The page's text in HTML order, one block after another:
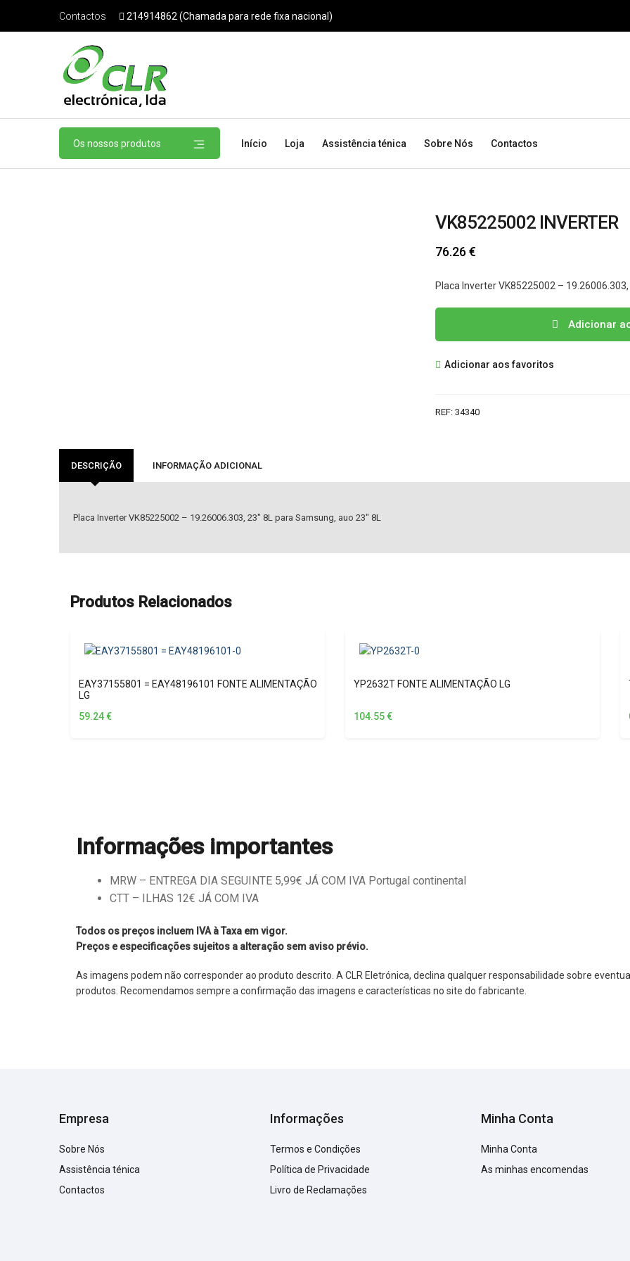
Contactos 214914862 (Chamada para rede fixa nacional)
Os nossos produtos Início Loja Assistência ténica Sobre Nós Contactos
VK85225002 INVERTER
76.26€
Placa Inverter VK85225002 – 19.26006.303,
INVERTER
Adicionar
Adicionar aos favoritos
REF: 34340
DESCRIÇÃO INFORMAÇÃO ADICIONAL
Placa Inverter VK85225002 – 19.26006.303, 23″ 8L para Samsung, auo 23″ 8L
Produtos Relacionados
EAY37155801 = EAY48196101 FONTE ALIMENTAÇÃO
LG
59.24€
YP2632T FONTE ALIMENTAÇÃO LG
104.55€
Informações importantes
MRW – ENTREGA DIA SEGUINTE 5,99€ JÁ COM IVA Portugal continental
CTT – ILHAS 12€ JÁ COM IVA
Todos os preços incluem IVA à Taxa em vigor.
Preços e especificações sujeitos a alteração sem aviso prévio.
As imagens podem não corresponder ao produto descrito. A CLR Eletrónica, declina qualquer responsabilidade sobre
produtos. Recomendamos sempre a confirmação das imagens e características no site do fabricante.
Empresa
Sobre Nós
Assistência ténica
Contactos
Informações
Termos e Condições
Política de Privacidade
Livro de Reclamações
Minha Conta
Minha Conta
As minhas encomendas